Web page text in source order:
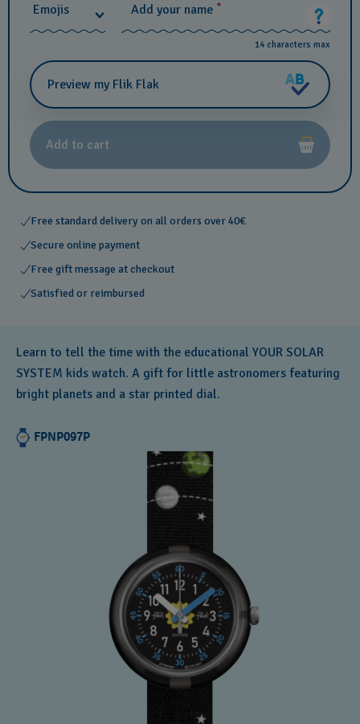
Emojis Add your name *
14 characters max
Preview my Flik Flak
Add to cart
Free standard delivery on all orders over 40€
Secure online payment
Free gift message at checkout
Satisfied or reimbursed
Learn to tell the time with the educational YOUR SOLAR
SYSTEM kids watch. A gift for little astronomers featuring
bright planets and a star printed dial.
FPNP097P